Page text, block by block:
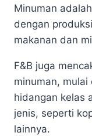
Minuman
dengan
makanan dan
F&B juga
minuman, mulai
hidangan kelas
jenis, seperti
lainnya.